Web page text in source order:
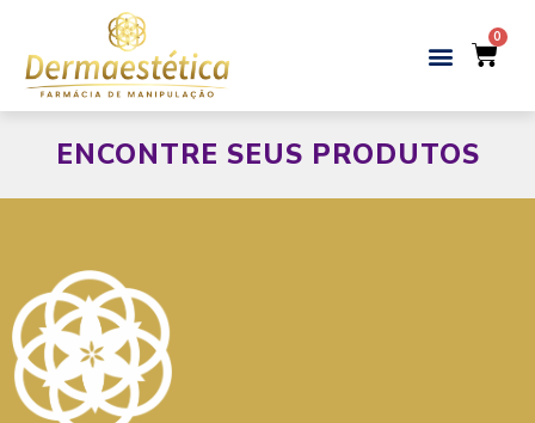
ENCONTRE SEUS PRODUTOS